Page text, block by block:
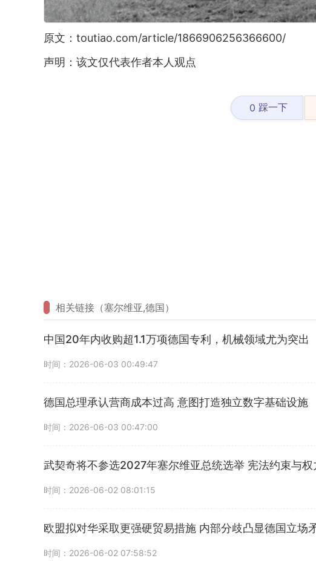
原文：toutiao.com/article/1866906256366600/
声明：该文仅代表作者本人观点
0 踩一下
相关链接（塞尔维亚,德国）
中国20年内收购超1.1万项德国专利，机械领域尤为突出
时间：2026-06-03 00:49:47
德国总理承认营商成本过高 意图打造独立数字基础设施
时间：2026-06-03 00:47:00
武契奇将不参选2027年塞尔维亚总统选举 宪法约束与
时间：2026-06-02 08:01:15
欧盟拟对华采取更强硬贸易措施 内部分歧凸显德国立场
时间：2026-06-02 07:58:52